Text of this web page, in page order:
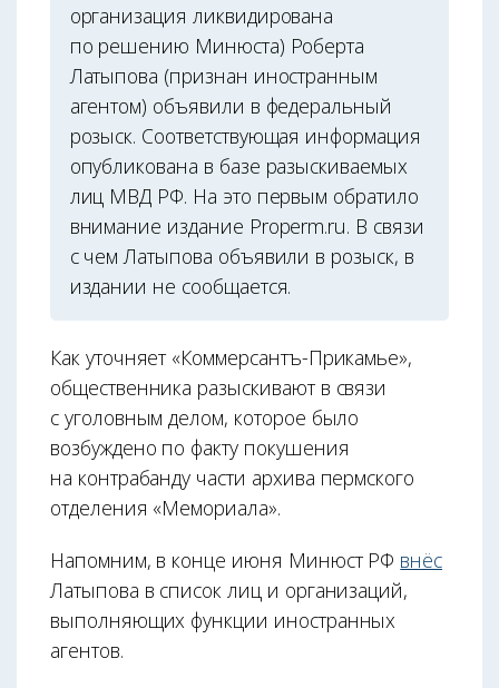
организация ликвидирована
по решению Минюста) Роберта
Латыпова (признан иностранным
агентом) объявили в федеральный
розыск. Соответствующая информация
опубликована в базе разыскиваемых
лиц МВД РФ. На это первым обратило
внимание издание Properm.ru. В связи
с чем Латыпова объявили в розыск, в
издании не сообщается.
Как уточняет «Коммерсантъ-Прикамье»,
общественника разыскивают в связи
с уголовным делом, которое было
возбуждено по факту покушения
на контрабанду части архива пермского
отделения «Мемориала».
Напомним, в конце июня Минюст РФ внёс
Латыпова в список лиц и организаций,
выполняющих функции иностранных
агентов.